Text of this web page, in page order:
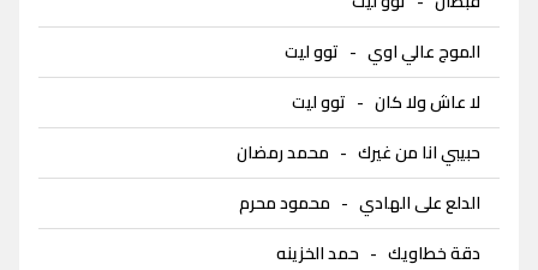
الموج عالي اوي - توو ليت
لا عاش ولا كان - توو ليت
حبيبي انا من غيرك - محمد رمضان
الدلع على الهادي - محمود محرم
دقة خطاويك - حمد الخزينه